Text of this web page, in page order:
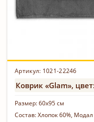
Артикул: 1021-22246
Коврик «Glam»,
Размер:60х95 см
Состав:Хлопок 60%, Модал